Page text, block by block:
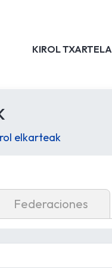
KIROL TXARTELA
elkarteak
Federaciones